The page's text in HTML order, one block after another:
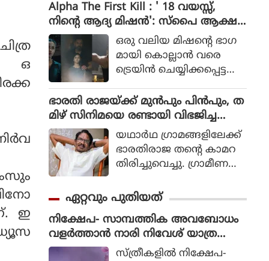
ഒ
ഇ
Alpha The First Kill : ' 18 വയസ്സ്,
നിന്റെ ആദ്യ മിഷന്‍': സ്‌പൈ ആക്ഷ
ന്‍ ചിത്രത്തില്‍ നായികയായി ആലിയ,
ആല്‍ഫ ടീസര്‍ പുറത്ത്
ഒരു വലിയ മിഷന്റെ ഭാഗ
മായി കൊല്ലാന്‍ വരെ
ട്രെയിന്‍ ചെയ്യിക്കപ്പെട്ട
ലിയ സിനിമയിലെത്തുന്ന
ത്.
ഭാരതി രാജയ്ക്ക് മുൻപും പിൻപും, ത
മിഴ് സിനിമയെ രണ്ടായി വിഭജിച്ച
സംവിധായകൻ, ഭാരതി രാജ വിട പറ
യുമ്പോൾ
യഥാര്‍ഥ ഗ്രാമങ്ങളിലേക്ക്
ഭാരതിരാജ തന്റെ കാമറ
തിരിച്ചുവെച്ചു. ഗ്രാമീണ
യായ തലത്തില്‍ ആ
വിഷ്‌കരിച്ചുകൊണ്ടാണ്
ഭാരതിരാജ വിപ്ലവം
തീര്‍ത്തത്.
ഏറ്റവും പുതിയത്
നിക്ഷേപ- സാമ്പത്തിക അവബോധം
വളർത്താൻ നാരി നിവേശ് യാത്ര
സംഘടിപ്പിച്ചു സ്ത്രീകളിൽ നിക്ഷേപ-